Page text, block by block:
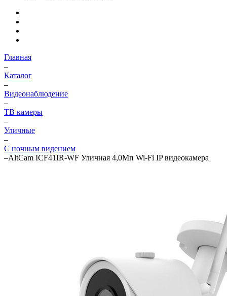
Главная
–
Каталог
–
Видеонаблюдение
–
ТВ камеры
–
Уличные
–
С ночным видением
–AltCam ICF41IR-WF Уличная 4,0Мп Wi-Fi IP видеокамера